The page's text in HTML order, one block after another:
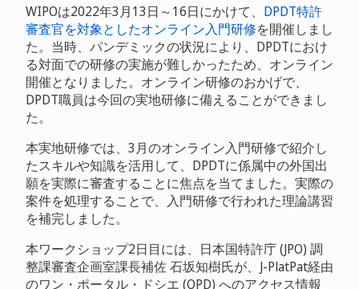
WIPOは2022年3月13日～16日にかけて、 DPDT特許
審査官を対象としたオンライン入門研修を開催しまし
た。当時、パンデミックの状況により、DPDTにおけ
る対面での研修の実施が難しかったため、オンライン
開催となりました。オンライン研修のおかげで、
DPDT職員は今回の実地研修に備えることができまし
た。
本実地研修では、3月のオンライン入門研修で紹介し
たスキルや知識を活用して、DPDTに係属中の外国出
願を実際に審査することに焦点を当てました。実際の
案件を処理することで、入門研修で行われた理論講習
を補完しました。
本ワークショップ2日目には、日本国特許庁 (JPO) 調
整課審査企画室課長補佐 石坂知樹氏が、J-PlatPat経由
のワン・ポータル・ドシエ (OPD) へのアクセス情報